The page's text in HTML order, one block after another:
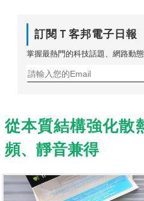
訂閱Ｔ客邦電子日報
掌握最熱門的科技話題、網路動
從本質結構強化散
頻、靜音兼得